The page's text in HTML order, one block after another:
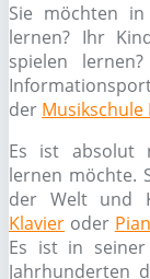
Sie möchten
lernen? Ihr
spielen
der Musikschule
Es ist absolut
lernen möchte.
der Welt und
Klavier oder
Es ist in
Jahrhunderten